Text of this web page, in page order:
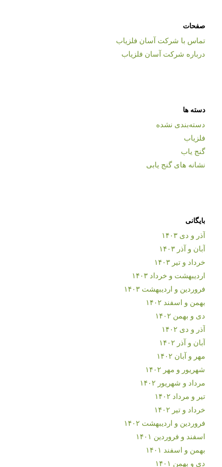
صفحات
تماس با شرکت آسان فلزیاب
درباره شرکت آسان فلزیاب
دسته ها
دسته‌بندی نشده
فلزیاب
گنج یاب
نشانه های گنج یابی
بایگانی
آذر و دی ۱۴۰۳
آبان و آذر ۱۴۰۳
خرداد و تیر ۱۴۰۳
اردیبهشت و خرداد ۱۴۰۳
فروردین و اردیبهشت ۱۴۰۳
بهمن و اسفند ۱۴۰۲
دی و بهمن ۱۴۰۲
آذر و دی ۱۴۰۲
آبان و آذر ۱۴۰۲
مهر و آبان ۱۴۰۲
شهریور و مهر ۱۴۰۲
مرداد و شهریور ۱۴۰۲
تیر و مرداد ۱۴۰۲
خرداد و تیر ۱۴۰۲
فروردین و اردیبهشت ۱۴۰۲
اسفند و فروردین ۱۴۰۱
بهمن و اسفند ۱۴۰۱
دی و بهمن ۱۴۰۱